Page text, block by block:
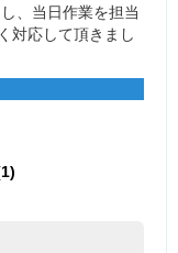
、当日作業を担当
対応して頂きまし